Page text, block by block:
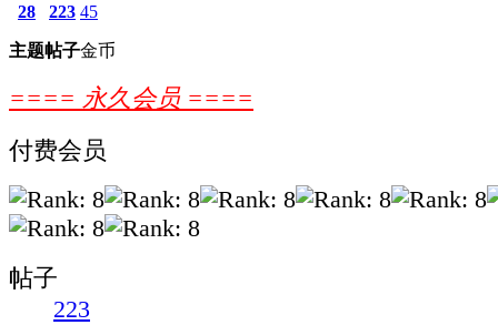
28
主题
223
帖子
45
金币
==== 永久会员 ====
付费会员
帖子
223